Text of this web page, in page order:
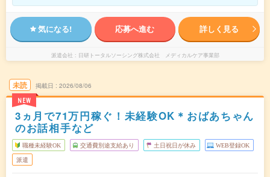
気になる! 応募へ進む 詳しく見る
派遣会社 日研トータルソーシング株式会社 メディカルケア事業部
未読
NEW
掲載日 2026/08/06
3ヵ月で71万円稼ぐ！未経験OK＊おばあちゃん
のお話相手など
職種未経験OK 交通費別途支給あり 土日祝日が休み WEB登録OK
派遣